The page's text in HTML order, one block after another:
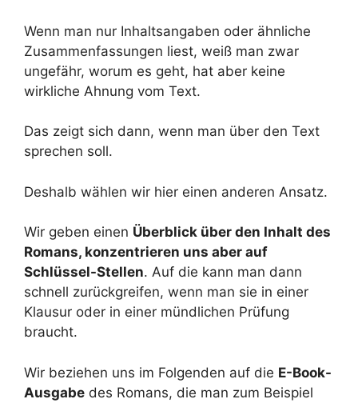
Wenn man nur Inhaltsangaben oder ähnliche
Zusammenfassungen liest, weiß man zwar
ungefähr, worum es geht, hat aber keine
wirkliche Ahnung vom Text.
Das zeigt sich dann, wenn man über den Text
sprechen soll.
Deshalb wählen wir hier einen anderen Ansatz.
Wir geben einen Überblick über den Inhalt des
Romans, konzentrieren uns aber auf
Schlüssel-Stellen. Auf die kann man dann
schnell zurückgreifen, wenn man sie in einer
Klausur oder in einer mündlichen Prüfung
braucht.
Wir beziehen uns im Folgenden auf die E-Book-
Ausgabe des Romans, die man zum Beispiel